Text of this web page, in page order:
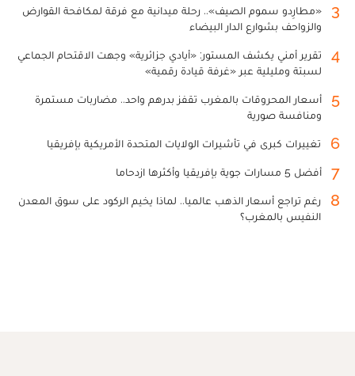
3
«مطارِدو سموم الصيف».. رحلة ميدانية مع فرقة لمكافحة القوارض
والزواحف بشوارع الدار البيضاء
4
تقرير أمني يكشف المستور: «أيادي جزائرية» وجهت الاقتحام الجماعي
لسبتة ومليلية عبر «غرفة قيادة رقمية»
5
أسعار المحروقات بالمغرب تقفز بدرهم واحد.. مضاربات مستمرة
ومنافسة صورية
6 تغييرات كبرى في تأشيرات الولايات المتحدة الأمريكية بإفريقيا
7 أفضل 5 مسارات جوية بإفريقيا وأكثرها ازدحاما
8
رغم تراجع أسعار الذهب عالميا.. لماذا يخيم الركود على سوق المعدن
النفيس بالمغرب؟